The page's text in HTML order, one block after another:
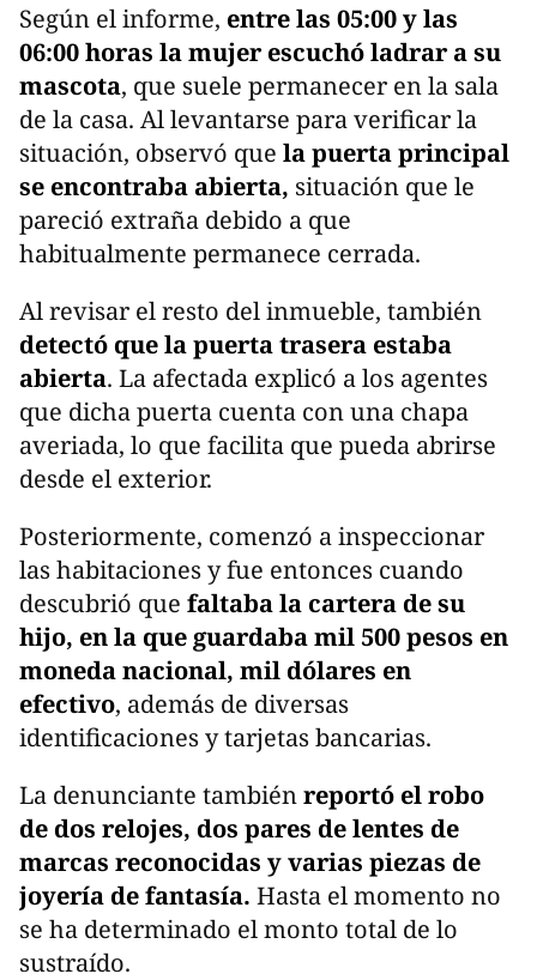
Según el informe, entre las 05:00 y las
06:00 horas la mujer escuchó ladrar a su
mascota, que suele permanecer en la sala
de la casa. Al levantarse para verificar la
situación, observó que la puerta principal
se encontraba abierta, situación que le
pareció extraña debido a que
habitualmente permanece cerrada.
Al revisar el resto del inmueble, también
detectó que la puerta trasera estaba
abierta. La afectada explicó a los agentes
que dicha puerta cuenta con una chapa
averiada, lo que facilita que pueda abrirse
desde el exterior.
Posteriormente, comenzó a inspeccionar
las habitaciones y fue entonces cuando
descubrió que faltaba la cartera de su
hijo, en la que guardaba mil 500 pesos en
moneda nacional, mil dólares en
efectivo, además de diversas
identificaciones y tarjetas bancarias.
La denunciante tambiénreportó el robo
de dos relojes, dos pares de lentes de
marcas reconocidas y varias piezas de
joyería de fantasía. Hasta el momento no
se ha determinado el monto total de lo
sustraído.